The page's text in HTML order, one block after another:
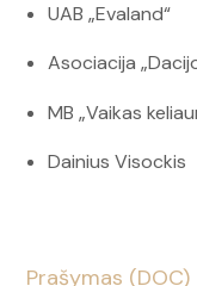
UAB „Evaland“
Asociacija
MB „Vaikas
Dainius Visockis
Prašymas (DOC)